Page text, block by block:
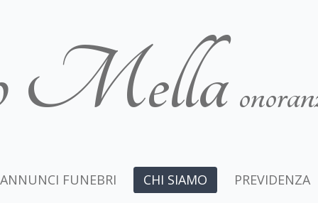
Mella
ANNUNCI FUNEBRI CHI SIAMO
PREVIDENZA